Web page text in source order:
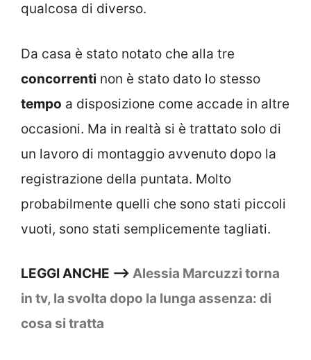
qualcosa di diverso.
Da casa è stato notato che alla tre
concorrenti non è stato dato lo stesso
tempo a disposizione come accade in altre
occasioni. Ma in realtà si è trattato solo di
un lavoro di montaggio avvenuto dopo la
registrazione della puntata. Molto
probabilmente quelli che sono stati piccoli
vuoti, sono stati semplicemente tagliati.
LEGGI ANCHE –> Alessia Marcuzzi torna
in tv, la svolta dopo la lunga assenza: di
cosa si tratta